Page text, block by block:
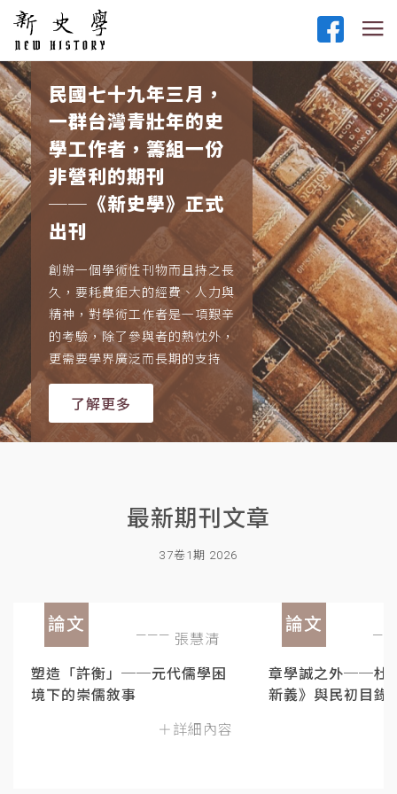
民國七十九年三月，
一群台灣青壯年的史
學工作者，籌組一份
非營利的期刊
──《新史學》正式
出刊
創辦一個學術性刊物而且持之長
久，要耗費鉅大的經費、人力與
精神，對學術工作者是一項艱辛
的考驗，除了參與者的熱忱外，
更需要學界廣泛而長期的支持
了解更多
最新期刊文章
37卷1期 2026
論文
張慧清
塑造「許衡」──元代儒學困
境下的崇儒敘事
＋詳細內容
論文
章學誠之外──杜
新義》與民初目錄